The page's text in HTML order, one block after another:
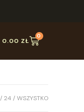
0.00 ZŁ
0
24 WSZYSTKO